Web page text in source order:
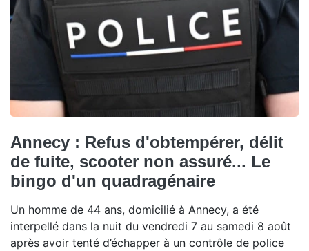
Annecy : Refus d'obtempérer, délit
de fuite, scooter non assuré... Le
bingo d'un quadragénaire
Un homme de 44 ans, domicilié à Annecy, a été
interpellé dans la nuit du vendredi 7 au samedi 8 août
après avoir tenté d’échapper à un contrôle de police